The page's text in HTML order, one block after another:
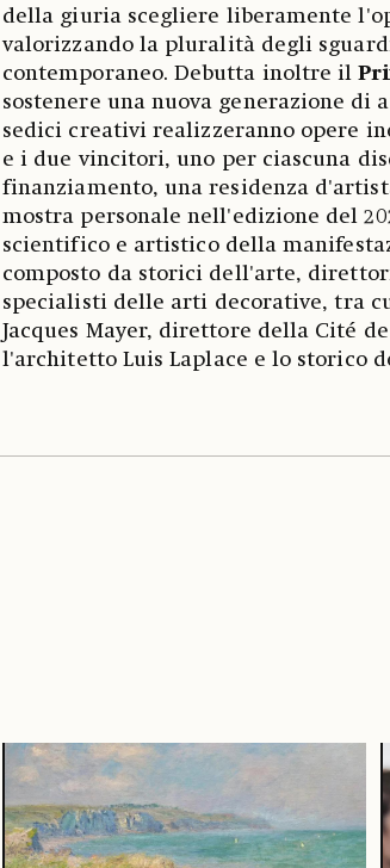
della giuria scegliere liberamente
valorizzando la pluralità degli
contemporaneo. Debutta inoltre il
sostenere una nuova generazione
sedici creativi realizzeranno opere
e i due vincitori, uno per ciascuna
finanziamento, una residenza
mostra personale nell'edizione del
scientifico e artistico della
composto da storici dell'arte,
specialisti delle arti decorative, tra
Jacques Mayer, direttore della Cité
l'architetto Luis Laplace e lo storico